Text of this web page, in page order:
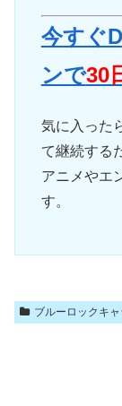
今すぐ
ンで30
気に入った
て継続する
アニメやエ
す。
ブルーロックキャ